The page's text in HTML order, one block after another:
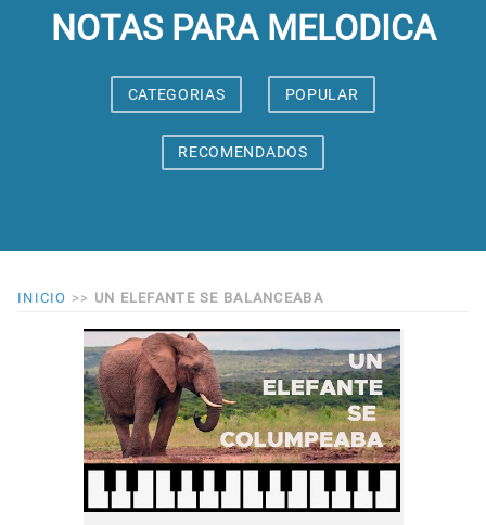
NOTAS PARA MELODICA
CATEGORIAS POPULAR
RECOMENDADOS
INICIO >> UN ELEFANTE SE BALANCEABA